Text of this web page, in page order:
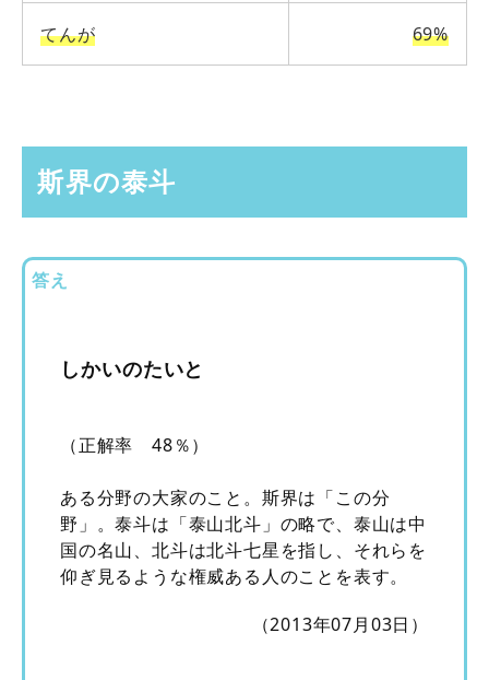
てんが 69%
斯界の泰斗
答え
しかいのたいと
（正解率 48％）
ある分野の大家のこと。斯界は「この分
野」。泰斗は「泰山北斗」の略で、泰山は中
国の名山、北斗は北斗七星を指し、それらを
仰ぎ見るような権威ある人のことを表す。
（2013年07月03日）